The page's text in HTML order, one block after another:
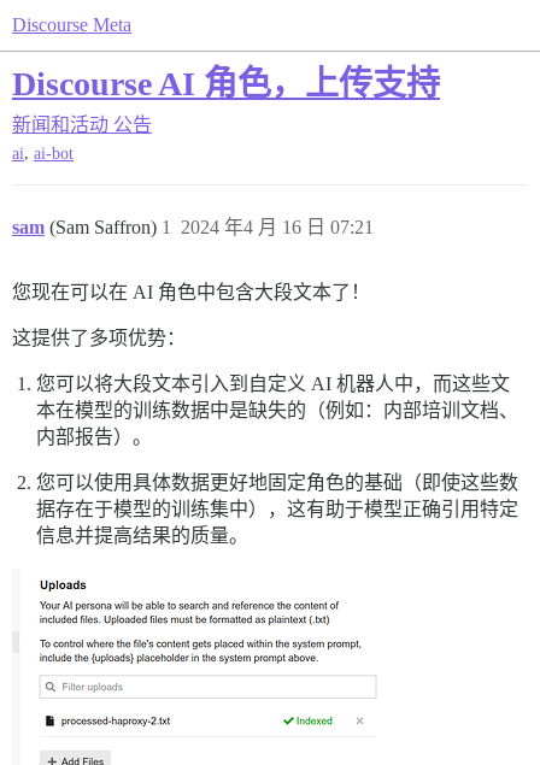
Discourse Meta
Discourse AI 角色，上传支持
新闻和活动 公告
ai, ai-bot
sam (Sam Saffron) 2024 年4 月 16 日 07:21
1
您现在可以在 AI 角色中包含大段文本了！
这提供了多项优势：
您可以将大段文本引入到自定义 AI 机器人中，而这些文
本在模型的训练数据中是缺失的（例如：内部培训文档、
内部报告）。
您可以使用具体数据更好地固定角色的基础（即使这些数
据存在于模型的训练集中），这有助于模型正确引用特定
信息并提高结果的质量。